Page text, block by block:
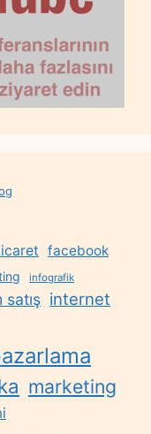
facebook
infografik
internet
marketing